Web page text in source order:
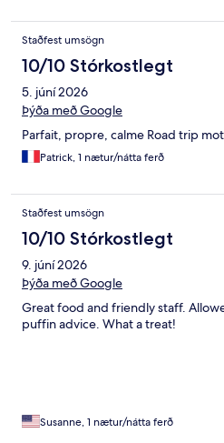
Staðfest umsögn
10/10 Stórkostlegt
5. júní 2026
Þýða með Google
Parfait, propre, calme Road trip
Patrick, 1 nætur/nátta ferð
Staðfest umsögn
10/10 Stórkostlegt
9. júní 2026
Þýða með Google
Great food and friendly staff.
puffin advice. What a treat!
Susanne, 1 nætur/nátta ferð